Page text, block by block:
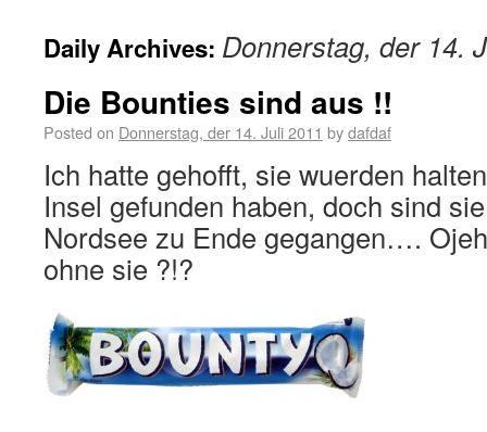
Daily Archives: Donnerstag, der 14.
Die Bounties sind aus !!
Posted on Donnerstag, der 14. Juli 2011 bydafdaf
Ich hatte gehofft, sie wuerden
Insel gefunden haben, doch sind
Nordsee zu Ende gegangen….
ohne sie ?!?